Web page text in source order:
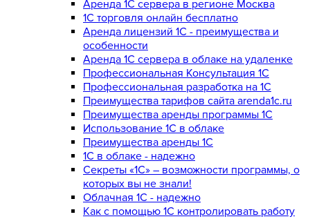
Аренда 1С сервера в регионе Москва
1С торговля онлайн бесплатно
Аренда лицензий 1С - преимущества и
особенности
Аренда 1С сервера в облаке на удаленке
Профессиональная Консультация 1С
Профессиональная разработка на 1С
Преимущества тарифов сайта arenda1c.ru
Преимущества аренды программы 1С
Использование 1С в облаке
Преимущества аренды 1С
1С в облаке - надежно
Секреты «1С» – возможности программы, о
которых вы не знали!
Облачная 1С - надежно
Как с помощью 1С контролировать работу